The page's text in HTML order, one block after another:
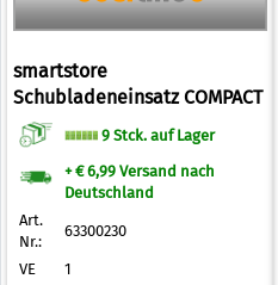
smartstore
Schubladeneinsatz COMPACT
SORT, 300 x 200 mm
9 Stck. auf Lager
+ € 6,99 Versand nach
Deutschland
Art.
Nr.:
63300230
VE
1